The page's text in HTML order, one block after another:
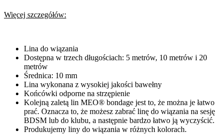
Więcej szczegółów:
Lina do wiązania
Dostępna w trzech długościach: 5 metrów, 10 metrów i 20
metrów
Średnica: 10 mm
Lina wykonana z wysokiej jakości bawełny
Końcówki odporne na strzępienie
Kolejną zaletą lin MEO® bondage jest to, że można je łatwo
prać. Oznacza to, że możesz zabrać linę do wiązania na sesję
BDSM lub do klubu, a następnie bardzo łatwo ją wyczyścić.
Produkujemy liny do wiązania w różnych kolorach.